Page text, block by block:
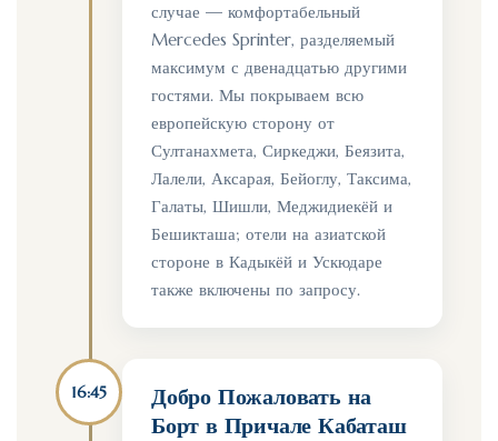
случае — комфортабельный
Mercedes Sprinter, разделяемый
максимум с двенадцатью другими
гостями. Мы покрываем всю
европейскую сторону от
Султанахмета, Сиркеджи, Беязита,
Лалели, Аксарая, Бейоглу, Таксима,
Галаты, Шишли, Меджидиекёй и
Бешикташа; отели на азиатской
стороне в Кадыкёй и Ускюдаре
также включены по запросу.
16:45
Добро Пожаловать на
Борт в Причале Кабаташ